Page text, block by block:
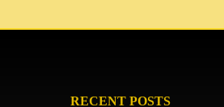
RECENT POSTS